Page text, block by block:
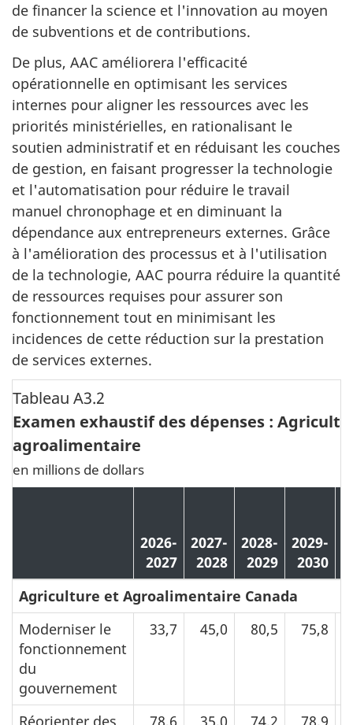
de financer la science et l'innovation au moyen
de subventions et de contributions.
De plus, AAC améliorera l'efficacité
opérationnelle en optimisant les services
internes pour aligner les ressources avec les
priorités ministérielles, en rationalisant le
soutien administratif et en réduisant les couches
de gestion, en faisant progresser la technologie
et l'automatisation pour réduire le travail
manuel chronophage et en diminuant la
dépendance aux entrepreneurs externes. Grâce
à l'amélioration des processus et à l'utilisation
de la technologie, AAC pourra réduire la quantité
de ressources requises pour assurer son
fonctionnement tout en minimisant les
incidences de cette réduction sur la prestation
de services externes.
Tableau A3.2
Examen exhaustif des dépenses :
agroalimentaire
en millions de dollars
2026-
2027
2027-
2028
2028-
2029
2029-
2030
Agriculture et Agroalimentaire Canada
Moderniser le
fonctionnement
du
gouvernement
33,7 45,0 80,5 75,8